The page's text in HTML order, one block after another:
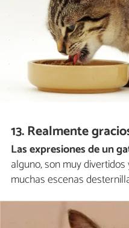
13. Realmente
Las expresiones de un
alguno, son muy
muchas escenas